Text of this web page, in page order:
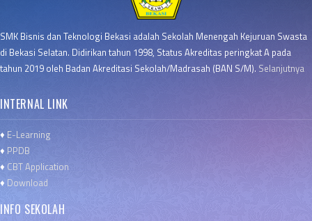
SMK Bisnis dan Teknologi Bekasi adalah Sekolah Menengah Kejuruan Swasta
di Bekasi Selatan. Didirikan tahun 1998, Status Akreditas peringkat A pada
tahun 2019 oleh Badan Akreditasi Sekolah/Madrasah (BAN S/M). Selanjutnya
INTERNAL LINK
♦ E-Learning
♦ PPDB
♦ CBT Application
♦ Download
INFO SEKOLAH